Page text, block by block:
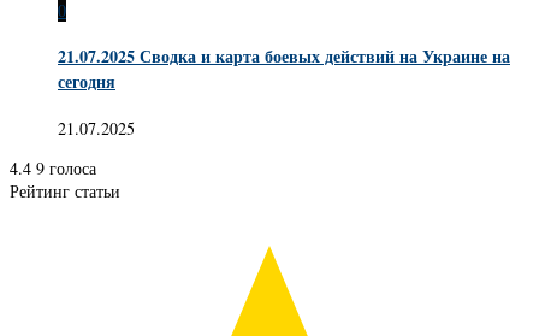
0
21.07.2025 Сводка и карта боевых действий на Украине на
сегодня
21.07.2025
4.4 9 голоса
Рейтинг статьи